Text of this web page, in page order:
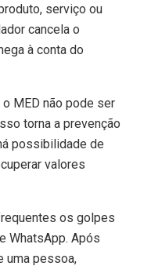
serviço ou
cancela o
à conta do
MED não pode ser
torna a prevenção
possibilidade de
valores
os golpes
WhatsApp. Após
uma pessoa,